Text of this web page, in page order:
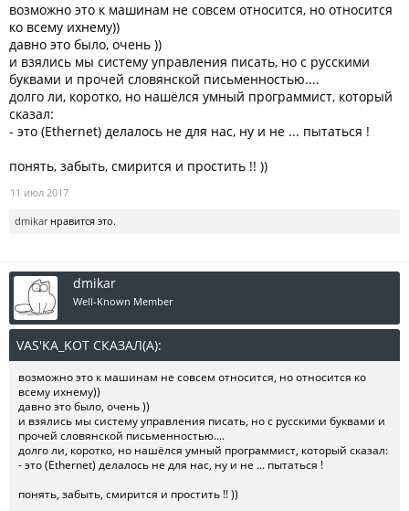
возможно это к машинам не совсем относится, но относится
ко всему ихнему))
давно это было, очень ))
и взялись мы систему управления писать, но с русскими
буквами и прочей словянской письменностью....
долго ли, коротко, но нашёлся умный программист, который
сказал:
- это (Ethernet) делалось не для нас, ну и не ... пытаться !
понять, забыть, смирится и простить !! ))
11 июл 2017
dmikarнравится это.
dmikar
Well-Known Member
VAS'KA_KOT СКАЗАЛ(А):
возможно это к машинам не совсем относится, но относится ко
всему ихнему))
давно это было, очень ))
и взялись мы систему управления писать, но с русскими буквами и
прочей словянской письменностью....
долго ли, коротко, но нашёлся умный программист, который сказал:
- это (Ethernet) делалось не для нас, ну и не ... пытаться !
понять, забыть, смирится и простить !! ))